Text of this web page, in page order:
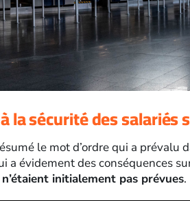
la sécurité des salariés
le mot d’ordre qui a prévalu
a évidement des conséquences
initialement pas prévues.